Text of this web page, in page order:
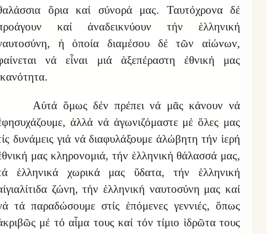
ὅρια καί σύνορά μας. Ταυτόχρονα δέ
καί ἀναδεικνύουν τήν ἑλληνική
ἡ ὁποία διαμέσου δέ τῶν αἰώνων,
νά εἶναι μιά ἀξεπέραστη ἐθνική μας
Αὐτά ὅμως δέν πρέπει νά μᾶς κάνουν νά
ἀλλά νά ἀγωνιζόμαστε μέ ὅλες μας
δυνάμεις γιά νά διαφυλάξουμε ἀλώβητη τήν ἱερή
μας κληρονομιά, τήν ἑλληνική θάλασσά μας,
ἑλληνικά χωρικά μας ὕδατα, τήν ἑλληνική
ζώνη, τήν ἑλληνική ναυτοσύνη μας καί
τά παραδώσουμε στίς ἑπόμενες γεννιές, ὅπως
μέ τό αἷμα τους καί τόν τίμιο ἱδρῶτα τους